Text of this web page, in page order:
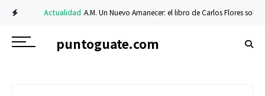
Actualidad A.M. Un Nuevo Amanecer: el libro de Carlos Flores sobre fe
puntoguate.com